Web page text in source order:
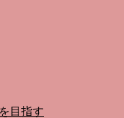
目指す